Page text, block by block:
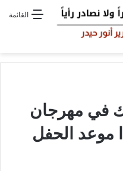
القائمة
في مهرجان